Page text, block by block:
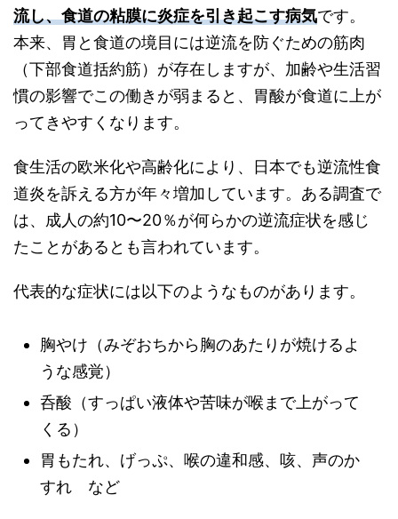
流し、食道の粘膜に炎症を引き起こす病気です。
本来、胃と食道の境目には逆流を防ぐための筋肉
（下部食道括約筋）が存在しますが、加齢や生活習
慣の影響でこの働きが弱まると、胃酸が食道に上が
ってきやすくなります。
食生活の欧米化や高齢化により、日本でも逆流性食
道炎を訴える方が年々増加しています。ある調査で
は、成人の約10〜20％が何らかの逆流症状を感じ
たことがあるとも言われています。
代表的な症状には以下のようなものがあります。
胸やけ（みぞおちから胸のあたりが焼けるよ
うな感覚）
呑酸（すっぱい液体や苦味が喉まで上がって
くる）
胃もたれ、げっぷ、喉の違和感、咳、声のか
すれ など